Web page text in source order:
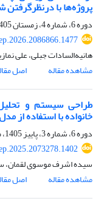
پروژه‌ها با
دوره 6، شماره 4، زمستان 1405، صفحه
هانیه‌السادات جبلی، علی
مشاهده مقاله
اصل
طراحی سیستم و
خانواده با استفاده از
دوره 6، شماره 3، پاییز 1405، صفحه
سیده اشرف موسوی لقمان،
مشاهده مقاله
اصل